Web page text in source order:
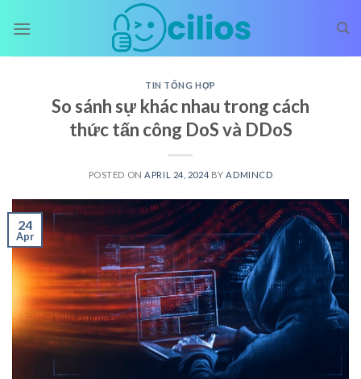
TIN TỔNG HỢP
So sánh sự khác nhau trong cách
thức tấn công DoS và DDoS
POSTED ON APRIL 24, 2024 BY ADMINCD
24
Apr